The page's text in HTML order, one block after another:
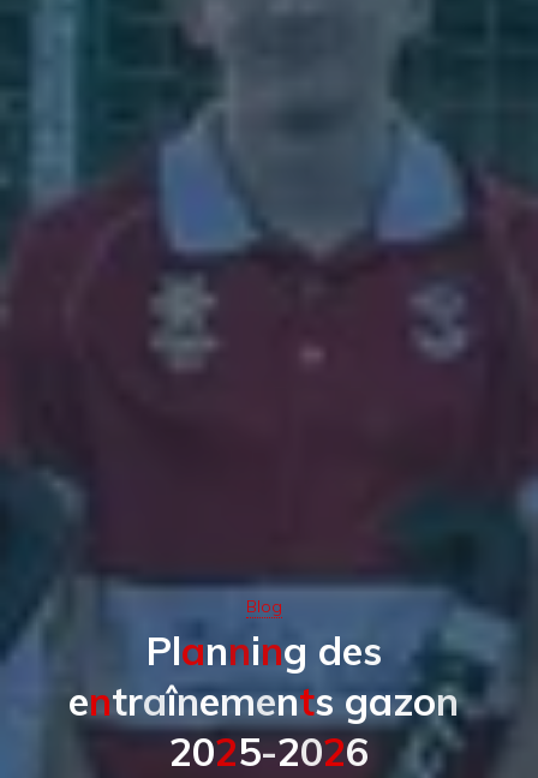
Blog
Planning des
entraînements gazon
2025-2026